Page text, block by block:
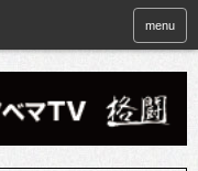
menu